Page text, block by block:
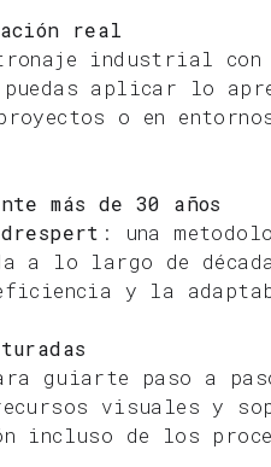
real
industrial con
aplicar lo
o en
más de 30 años
: una
a lo largo de
y la
guiarte paso a
visuales y
incluso de los